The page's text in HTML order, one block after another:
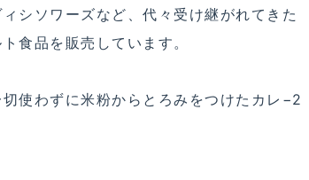
シソワーズなど、代々受け継がれてきた
食品を販売しています。
使わずに米粉からとろみをつけたカレ−2